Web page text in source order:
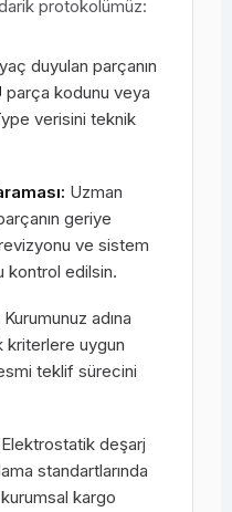
protokolümüz:
duyulan parçanın
parça kodunu veya
verisini teknik
Uzman
geriye
ve sistem
kontrol edilsin.
Kurumunuz adına
kriterlere uygun
teklif sürecini
Elektrostatik deşarj
standartlarında
kargo